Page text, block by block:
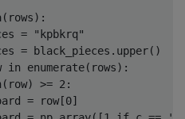
= "kpbkrq"
= black_pieces.upper()
in enumerate(rows):
>= 2:
= row[0]